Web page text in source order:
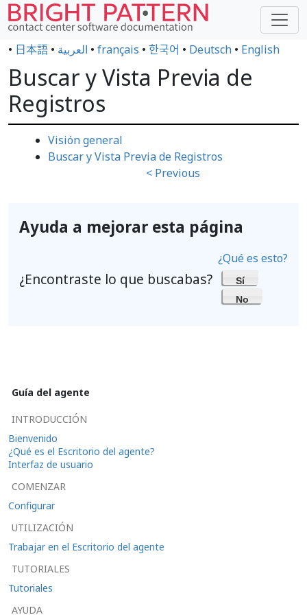
• 日本語 • العربية • français • 한국어 • Deutsch • English
Buscar y Vista Previa de
Registros
Visión general
Buscar y Vista Previa de Registros
< Previous
Ayuda a mejorar esta página
¿Qué es esto?
¿Encontraste lo que buscabas?
Sí
No
Guía del agente
INTRODUCCIÓN
Bienvenido
¿Qué es el Escritorio del agente?
Interfaz de usuario
COMENZAR
Configurar
UTILIZACIÓN
Trabajar en el Escritorio del agente
TUTORIALES
Tutoriales
AYUDA